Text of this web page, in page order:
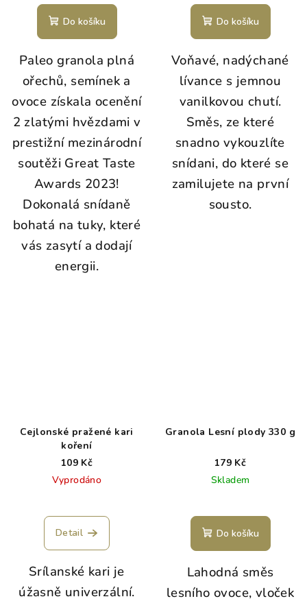
Do košíku
Paleo granola plná
ořechů, semínek a
ovoce získala ocenění
2 zlatými hvězdami v
prestižní mezinárodní
soutěži Great Taste
Awards 2023!
Dokonalá snídaně
bohatá na tuky, které
vás zasytí a dodají
energii.
Do košíku
Voňavé, nadýchané
lívance s jemnou
vanilkovou chutí.
Směs, ze které
snadno vykouzlíte
snídani, do které se
zamilujete na první
sousto.
Cejlonské pražené kari
koření
109 Kč
Vyprodáno
Detail
Srílanské kari je
úžasně univerzální.
Granola Lesní plody 330 g
179 Kč
Skladem
Do košíku
Lahodná směs
lesního ovoce, vloček